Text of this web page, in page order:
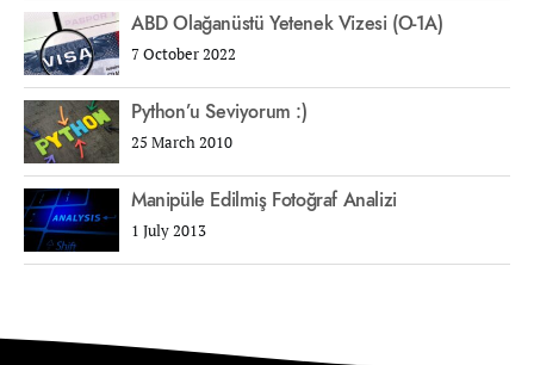
ABD Olağanüstü Yetenek Vizesi (O-1A)
7 October 2022
Python’u Seviyorum :)
25 March 2010
Manipüle Edilmiş Fotoğraf Analizi
1 July 2013